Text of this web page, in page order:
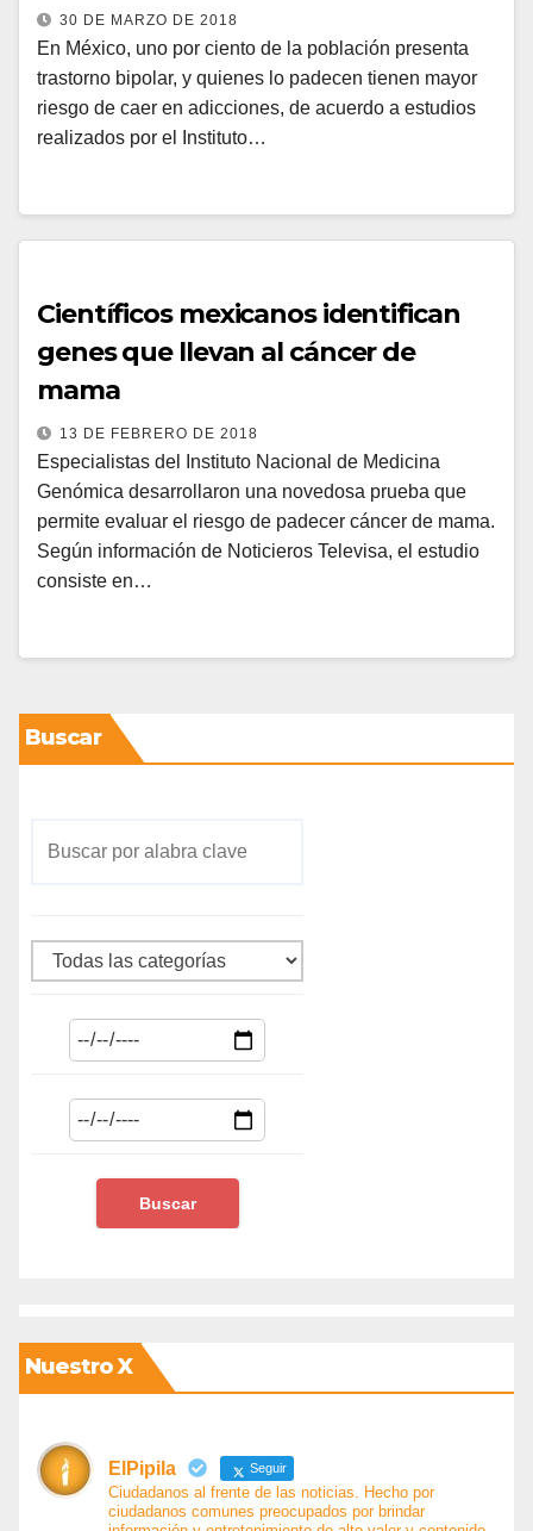
30 DE MARZO DE 2018
En México, uno por ciento de la población presenta
trastorno bipolar, y quienes lo padecen tienen mayor
riesgo de caer en adicciones, de acuerdo a estudios
realizados por el Instituto…
Científicos mexicanos identifican
genes que llevan al cáncer de
mama
13 DE FEBRERO DE 2018
Especialistas del Instituto Nacional de Medicina
Genómica desarrollaron una novedosa prueba que
permite evaluar el riesgo de padecer cáncer de mama.
Según información de Noticieros Televisa, el estudio
consiste en…
Buscar
Nuestro X
ElPipila Seguir
Ciudadanos al frente de las noticias. Hecho por
ciudadanos comunes preocupados por brindar